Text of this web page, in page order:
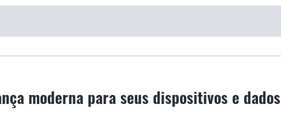
moderna para seus dispositivos e dados